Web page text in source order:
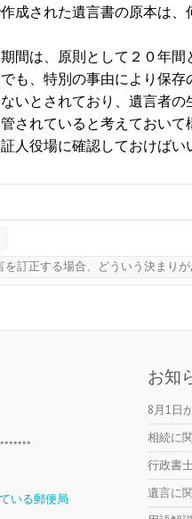
成された遺言書の原本は、
間は、原則として２０年間
も、特別の事由により保存
いとされており、遺言者の
されていると考えておいて
人役場に確認しておけばい
を訂正する場合、どういう決まり
いる郵便局
お知
8月1日
相続に
行政書
遺言に